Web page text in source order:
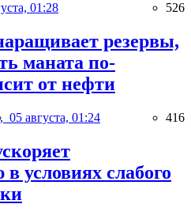
01:28 526
резервы,
маната по-
от нефти
05 августа, 01:24 416
условиях слабого